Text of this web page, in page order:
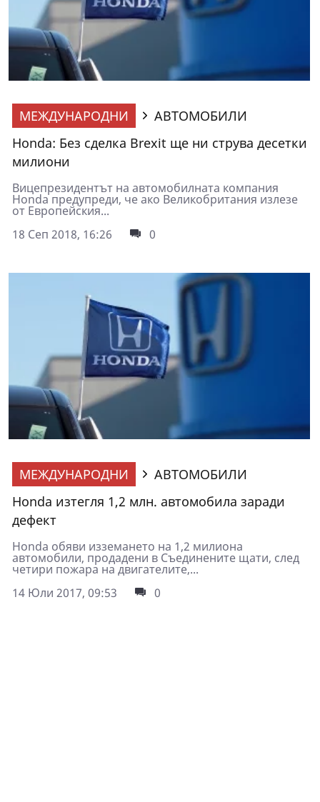
МЕЖДУНАРОДНИ
АВТОМОБИЛИ
Honda: Без сделка Brexit ще ни струва десетки
милиони
Вицепрезидентът на автомобилната компания
Honda предупреди, че ако Великобритания излезе
от Европейския...
18 Сеп 2018, 16:26
0
МЕЖДУНАРОДНИ
АВТОМОБИЛИ
Honda изтегля 1,2 млн. автомобила заради
дефект
Honda обяви изземането на 1,2 милиона
автомобили, продадени в Съединените щати, след
четири пожара на двигателите,...
14 Юли 2017, 09:53
0